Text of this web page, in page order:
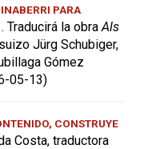
PARA
. Traducirá la obra Als
Jürg Schubiger,
Gómez
05-13)
CONSTRUYE
Costa, traductora